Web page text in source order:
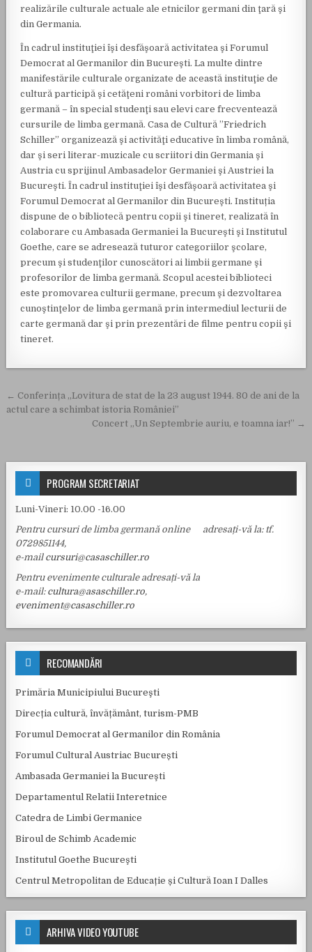
realizările culturale actuale ale etnicilor germani din ţară şi
din Germania.
În cadrul instituţiei îşi desfăşoară activitatea şi Forumul
Democrat al Germanilor din Bucureşti. La multe dintre
manifestările culturale organizate de această instituţie de
cultură participă şi cetăţeni români vorbitori de limba
germană – în special studenţi sau elevi care frecventează
cursurile de limba germană. Casa de Cultură ”Friedrich
Schiller” organizează şi activităţi educative în limba română,
dar şi seri literar-muzicale cu scriitori din Germania şi
Austria cu sprijinul Ambasadelor Germaniei şi Austriei la
Bucureşti. În cadrul instituţiei îşi desfăşoară activitatea şi
Forumul Democrat al Germanilor din Bucureşti. Instituția
dispune de o bibliotecă pentru copii şi tineret, realizată în
colaborare cu Ambasada Germaniei la Bucureşti şi Institutul
Goethe, care se adresează tuturor categoriilor şcolare,
precum şi studenţilor cunoscători ai limbii germane şi
profesorilor de limba germană. Scopul acestei biblioteci
este promovarea culturii germane, precum şi dezvoltarea
cunoştinţelor de limba germană prin intermediul lecturii de
carte germană dar şi prin prezentări de filme pentru copii şi
tineret.
Navigare în articole
← Conferința „Lovitura de stat de la 23 august 1944. 80 de ani de la
actul care a schimbat istoria României”
Concert „Un Septembrie auriu, e toamna iar!” →
PROGRAM SECRETARIAT
Luni-Vineri: 10.00 -16.00
Pentru cursuri de limba germană online adresați-vă la: tf.
0729851144,
e-mail cursuri@casaschiller.ro
Pentru evenimente culturale adresați-vă la
e-mail: cultura@asaschiller.ro,
eveniment@casaschiller.ro
RECOMANDĂRI
Primăria Municipiului Bucureşti
Direcția cultură, învățământ, turism-PMB
Forumul Democrat al Germanilor din România
Forumul Cultural Austriac București
Ambasada Germaniei la Bucureşti
Departamentul Relatii Interetnice
Catedra de Limbi Germanice
Biroul de Schimb Academic
Institutul Goethe Bucureşti
Centrul Metropolitan de Educație și Cultură Ioan I Dalles
ARHIVA VIDEO YOUTUBE